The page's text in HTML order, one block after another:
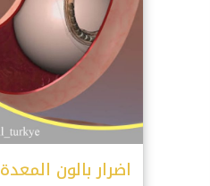
اضرار بالون المعدة